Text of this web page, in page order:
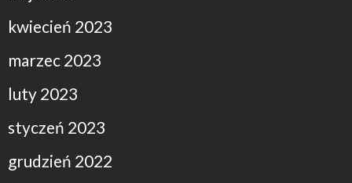
kwiecień 2023
marzec 2023
luty 2023
styczeń 2023
grudzień 2022